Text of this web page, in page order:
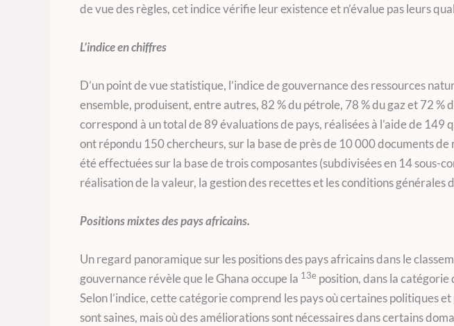
de vue des règles, cet indice vérifie leur existence et n’évalue pas leurs
L’indice en chiffres
D’un point de vue statistique, l’indice de gouvernance des ressources
ensemble, produisent, entre autres, 82 % du pétrole, 78 % du gaz et 72 %
correspond à un total de 89 évaluations de pays, réalisées à l’aide de 149
ont répondu 150 chercheurs, sur la base de près de 10 000 documents
été effectuées sur la base de trois composantes (subdivisées en 14 sous-
réalisation de la valeur, la gestion des recettes et les conditions générales
Positions mixtes des pays africains.
Un regard panoramique sur les positions des pays africains dans le
gouvernance révèle que le Ghana occupe la 13e position, dans la catégorie
Selon l’indice, cette catégorie comprend les pays où certaines politiques
sont saines, mais où des améliorations sont nécessaires dans certains